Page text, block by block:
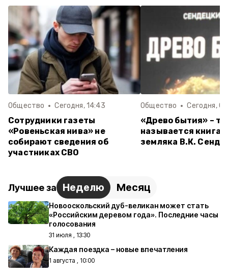
Общество Сегодня, 14:43
Сотрудники газеты
«Ровеньская нива» не
собирают сведения об
участниках СВО
Общество Сегодня,
«Древо бытия» –
называется книга
земляка В.К.
Лучшее за Неделю Месяц
Новооскольский дуб-великан может стать
«Российским деревом года». Последние часы
голосования
31 июля , 13:30
Каждая поездка – новые впечатления
1 августа , 10:00